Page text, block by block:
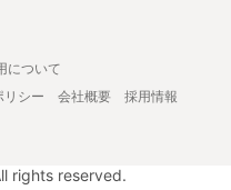
について
リシー 会社概要
採用情報
rights reserved.